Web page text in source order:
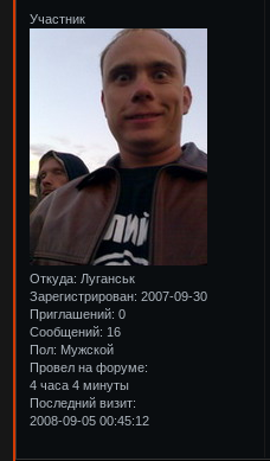
Участник
Откуда: Луганськ
Зарегистрирован: 2007-09-30
Приглашений: 0
Сообщений: 16
Пол: Мужской
Провел на форуме:
4 часа 4 минуты
Последний визит:
2008-09-05 00:45:12